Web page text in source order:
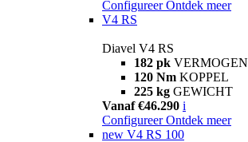
Configureer Ontdek meer
V4 RS
Diavel V4 RS
182 pk VERMOGEN
120 Nm KOPPEL
225 kg GEWICHT
Vanaf €46.290 i
Configureer Ontdek meer
new V4 RS 100